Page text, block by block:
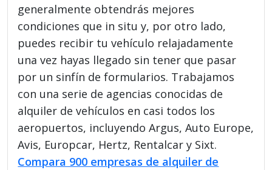
generalmente obtendrás mejores
condiciones que in situ y, por otro lado,
puedes recibir tu vehículo relajadamente
una vez hayas llegado sin tener que pasar
por un sinfín de formularios. Trabajamos
con una serie de agencias conocidas de
alquiler de vehículos en casi todos los
aeropuertos, incluyendo Argus, Auto Europe,
Avis, Europcar, Hertz, Rentalcar y Sixt.
Compara 900 empresas de alquiler de